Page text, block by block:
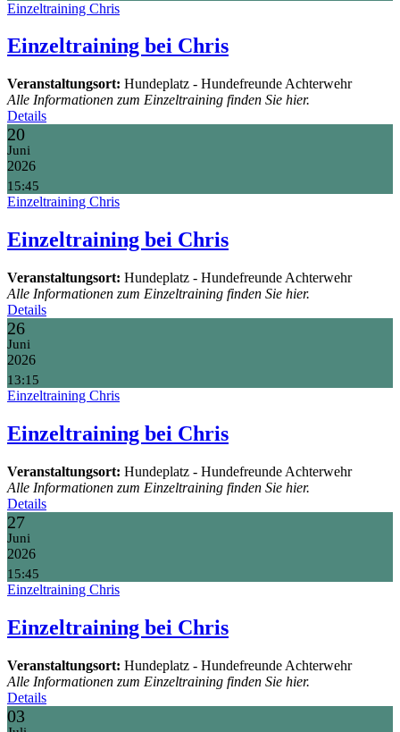
Einzeltraining Chris
Einzeltraining bei Chris
Veranstaltungsort: Hundeplatz - Hundefreunde Achterwehr
Alle Informationen zum Einzeltraining finden Sie hier.
Details
20
Juni
2026
15:45
Einzeltraining Chris
Einzeltraining bei Chris
Veranstaltungsort: Hundeplatz - Hundefreunde Achterwehr
Alle Informationen zum Einzeltraining finden Sie hier.
Details
26
Juni
2026
13:15
Einzeltraining Chris
Einzeltraining bei Chris
Veranstaltungsort: Hundeplatz - Hundefreunde Achterwehr
Alle Informationen zum Einzeltraining finden Sie hier.
Details
27
Juni
2026
15:45
Einzeltraining Chris
Einzeltraining bei Chris
Veranstaltungsort: Hundeplatz - Hundefreunde Achterwehr
Alle Informationen zum Einzeltraining finden Sie hier.
Details
03